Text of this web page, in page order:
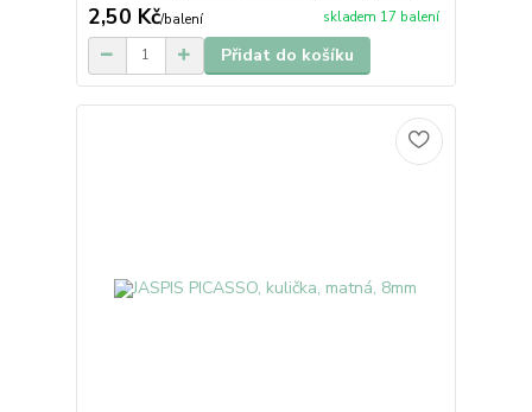
2,50 Kč/balení skladem 17 balení
Přidat do košíku